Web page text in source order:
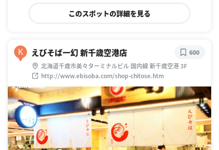
このスポットの詳細を見る
K えびそば一幻 新千歳空港店
北海道千歳市美々ターミナルビル 国内線 新千歳空港 3F
http://www.ebisoba.com/shop-chitose.htm
600